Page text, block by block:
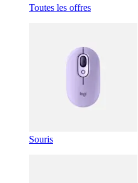
Toutes les offres
Souris